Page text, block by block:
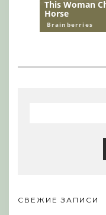
СВЕЖИЕ ЗАПИСИ